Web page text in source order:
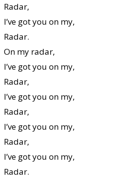
Radar,
I’ve got you on my,
Radar.
On my radar,
I’ve got you on my,
Radar,
I’ve got you on my,
Radar,
I’ve got you on my,
Radar,
I’ve got you on my,
Radar.